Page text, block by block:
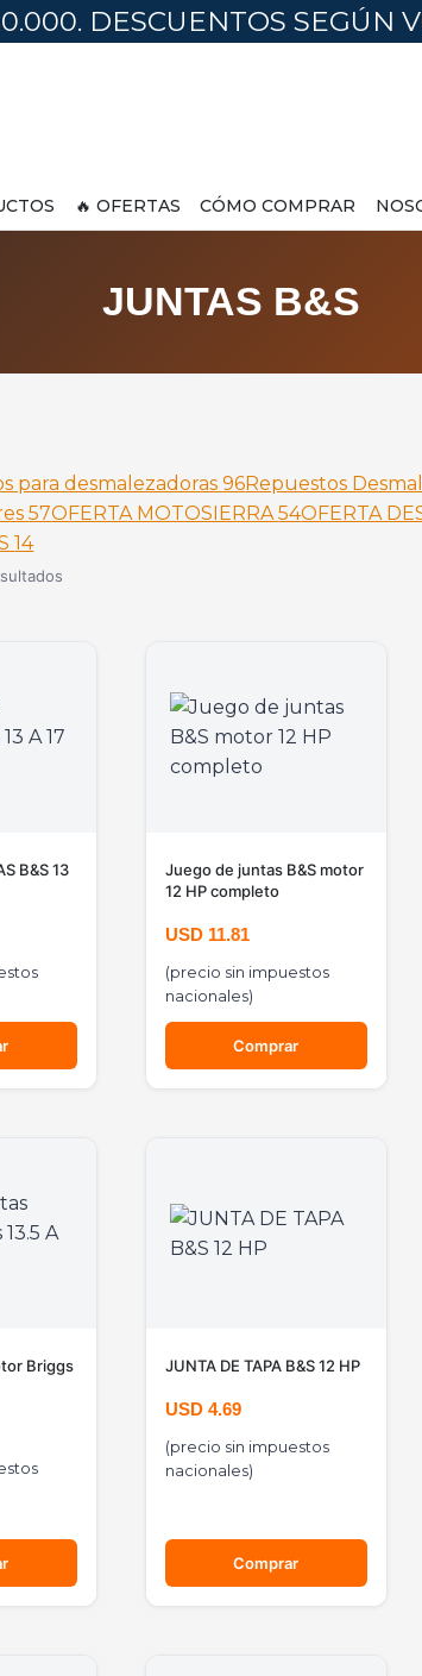
DESCUENTOS SEGÚN
🔥 OFERTAS CÓMO COMPRAR
JUNTAS B&S
para desmalezadoras96Repuestos
57OFERTA MOTOSIERRA54OFERTA
14
B&S 13
Juego de juntas B&S motor
12 HP completo
USD 11.81
(precio sin impuestos
nacionales)
Comprar
Briggs
JUNTA DE TAPA B&S 12 HP
USD 4.69
(precio sin impuestos
nacionales)
Comprar